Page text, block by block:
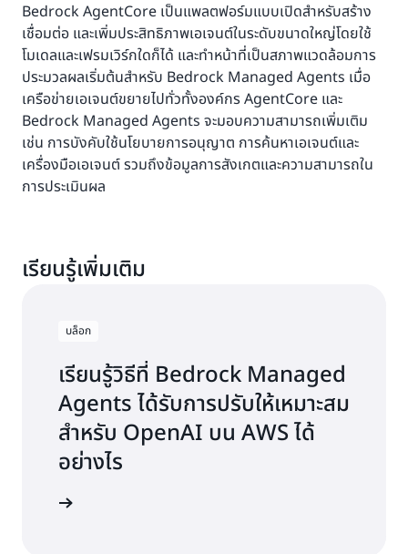
Bedrock AgentCore เป็นแพลตฟอร์มแบบเปิดสำหรับสร้าง
เชื่อมต่อ และเพิ่มประสิทธิภาพเอเจนต์ในระดับขนาดใหญ่โดยใช้
โมเดลและเฟรมเวิร์กใดก็ได้ และทำหน้าที่เป็นสภาพแวดล้อมการ
ประมวลผลเริ่มต้นสำหรับ Bedrock Managed Agents เมื่อ
เครือข่ายเอเจนต์ขยายไปทั่วทั้งองค์กร AgentCore และ
Bedrock Managed Agents จะมอบความสามารถเพิ่มเติม
เช่น การบังคับใช้นโยบายการอนุญาต การค้นหาเอเจนต์และ
เครื่องมือเอเจนต์ รวมถึงข้อมูลการสังเกตและความสามารถใน
การประเมินผล
เรียนรู้เพิ่มเติม
บล็อก
เรียนรู้วิธีที่ Bedrock Managed
Agents ได้รับการปรับให้เหมาะสม
สำหรับ OpenAI บน AWS ได้
อย่างไร